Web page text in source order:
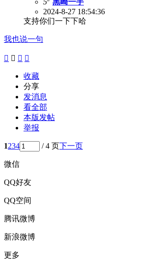
5
黑崎一宇
2024-8-27 18:54:36
支持你们一下下哈
我也说一句
   
收藏
分享
发消息
看全部
本版发帖
举报
1234 / 4 页下一页
微信
QQ好友
QQ空间
腾讯微博
新浪微博
更多